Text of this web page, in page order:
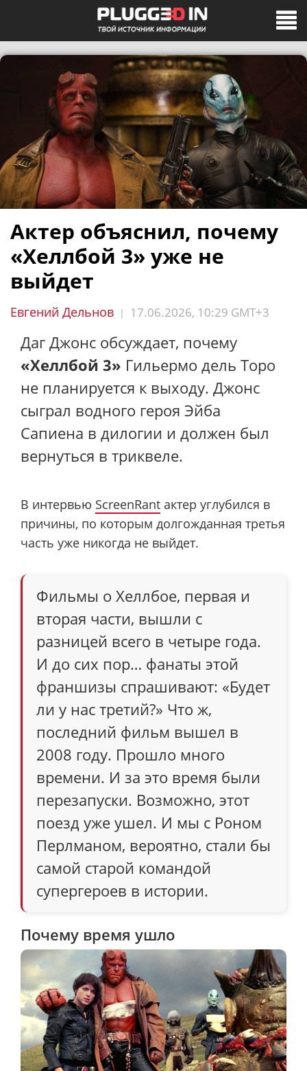
Актер объяснил, почему
«Хеллбой 3» уже не
выйдет
Евгений Дельнов | 17.06.2026, 10:29 GMT+3
Даг Джонс обсуждает, почему
«Хеллбой 3» Гильермо дель Торо
не планируется к выходу. Джонс
сыграл водного героя Эйба
Сапиена в дилогии и должен был
вернуться в триквеле.
В интервью ScreenRant актер углубился в
причины, по которым долгожданная третья
часть уже никогда не выйдет.
Фильмы о Хеллбое, первая и
вторая части, вышли с
разницей всего в четыре года.
И до сих пор… фанаты этой
франшизы спрашивают: «Будет
ли у нас третий?» Что ж,
последний фильм вышел в
2008 году. Прошло много
времени. И за это время были
перезапуски. Возможно, этот
поезд уже ушел. И мы с Роном
Перлманом, вероятно, стали бы
самой старой командой
супергероев в истории.
Почему время ушло